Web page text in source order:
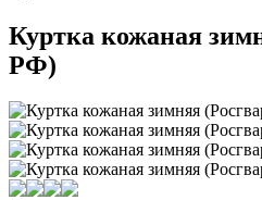
Куртка кожаная
РФ)